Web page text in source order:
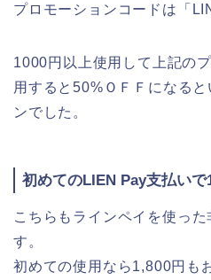
プロモーションコードは「
1000円以上使用して上記の
用すると50%ＯＦＦになる
ンでした。
初めてのLIEN Pay支払いで
こちらもラインペイを使っ
す。
初めての使用なら1,800円も